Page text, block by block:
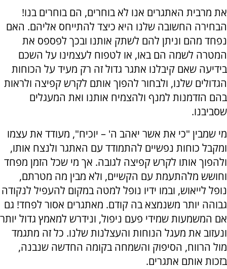
את מרבית האתגרים אנו לא בוחרים, הם בוחרים בנו!
הבחירה החשובה שלנו היא כיצד להתייחס אליהם. האם
נפחד מהם וניתן להם לשתק אותנו ובכך לפספס את
המטרה לשמה הם באו, או לטפוח לעצמינו על השכם
בידיעה שאם קיבלנו אתגר גדול זה רק מעיד על הכוחות
הגדולים שלנו, ולבחור להפוך אותם לקרש קפיצה ולראות
בהם הזדמנות למנף ולהצמיח אותנו ואת המעגלים
שסביבנו.
מי שמבין "כי את אשר יאהב ה' – יוכיח", מעודד את עצמו
ומקבל כוחות נפשיים להתמודד עם האתגר ולנצח אותו,
ולהפוך אותו לקרש קפיצה לגובה. אך מי שכל הזמן מפחד
וחושש מלהתעמת עם הקשיים, ולא מבין מה מטרתם,
נופל לייאוש, ובמו ידיו נופל למטה במקום להעפיל לנקודה
גבוהה יותר משנמצא בה קודם. מאתגרים אסור לפחד! גם
אם המשמעות שמידי פעם ניפול, ונידרש למאמץ גדול יותר
ונעזוב את מעגל הנוחות והעצלנות שלנו. כל זה מתגמד
מול הרווח, הסיפוק והשמחה בקומה החדשה שנבנה,
בזכות אותם אתגרים.